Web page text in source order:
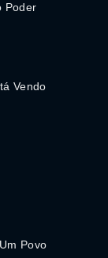
Poder
Vendo
Povo